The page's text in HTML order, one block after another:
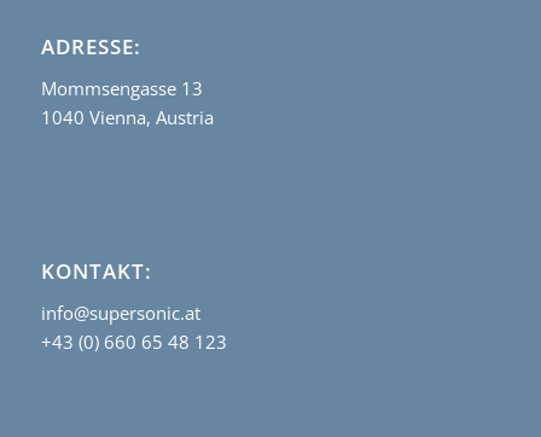
ADRESSE:
Mommsengasse 13
1040 Vienna, Austria
KONTAKT:
info@supersonic.at
+43 (0) 660 65 48 123